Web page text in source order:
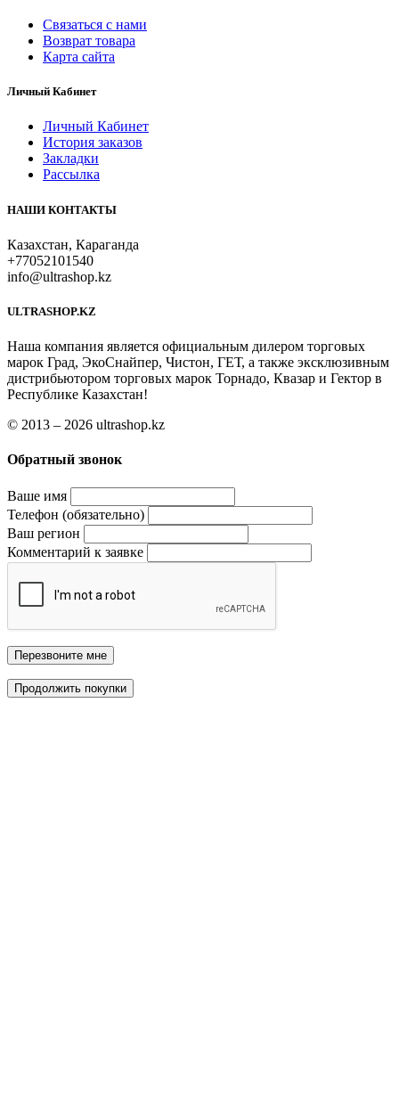
Связаться с нами
Возврат товара
Карта сайта
Личный Кабинет
Личный Кабинет
История заказов
Закладки
Рассылка
НАШИ КОНТАКТЫ
Казахстан, Караганда
+77052101540
info@ultrashop.kz
ULTRASHOP.KZ
Наша компания является официальным дилером торговых
марок Град, ЭкоСнайпер, Чистон, ГЕТ, а также эксклюзивным
дистрибьютором торговых марок Торнадо, Квазар и Гектор в
Республике Казахстан!
© 2013 – 2026 ultrashop.kz
Обратный звонок
Ваше имя
Телефон (обязательно)
Ваш регион
Комментарий к заявке
Перезвоните мне
Продолжить покупки